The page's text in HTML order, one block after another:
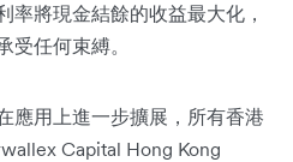
率將現金結餘的收益最大化，
受任何束縛。
應用上進一步擴展，所有香港
Capital Hong Kong